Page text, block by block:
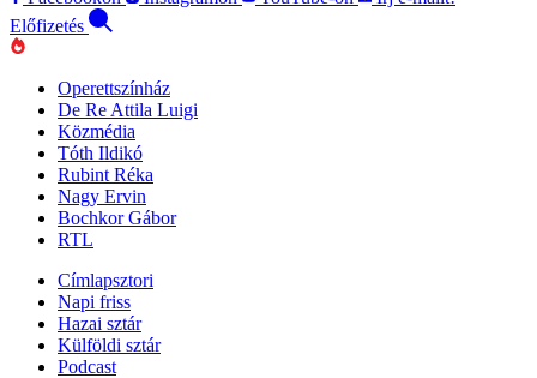
Előfizetés
Operettszínház
De Re Attila Luigi
Közmédia
Tóth Ildikó
Rubint Réka
Nagy Ervin
Bochkor Gábor
RTL
Címlapsztori
Napi friss
Hazai sztár
Külföldi sztár
Podcast